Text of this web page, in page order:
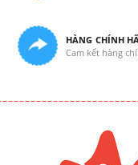
HÀNG CHÍNH
Cam kết hàng